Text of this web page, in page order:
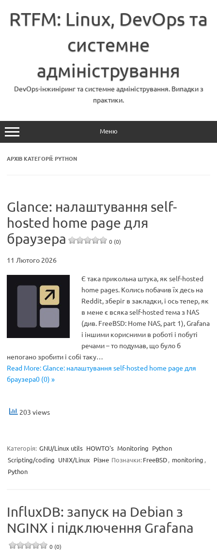
вмістуRTFM: Linux, DevOps та
системне
адміністрування
DevOps-інжиніринг та системне адміністрування. Випадки з
практики.
Меню
АРХІВ КАТЕГОРІЇ: PYTHON
Glance: налаштування self-
hosted home page для
браузера
0 (0)
11 Лютого 2026
Є така прикольна штука, як self-hosted
home pages. Колись побачив їх десь на
Reddit, зберіг в закладки, і ось тепер, як
в мене є всяка self-hosted тема з NAS
(див. FreeBSD: Home NAS, part 1), Grafana
і іншими корисними в роботі і побуті
речами – то подумав, що було б
непогано зробити і собі таку…
Read More: Glance: налаштування self-hosted home page для
браузера0 (0) »
203 views
Категорія: GNU/Linux utils HOWTO's Monitoring Python
Scripting/coding UNIX/Linux Різне Позначки:FreeBSD, monitoring ,
Python
InfluxDB: запуск на Debian з
NGINX і підключення Grafana
0 (0)